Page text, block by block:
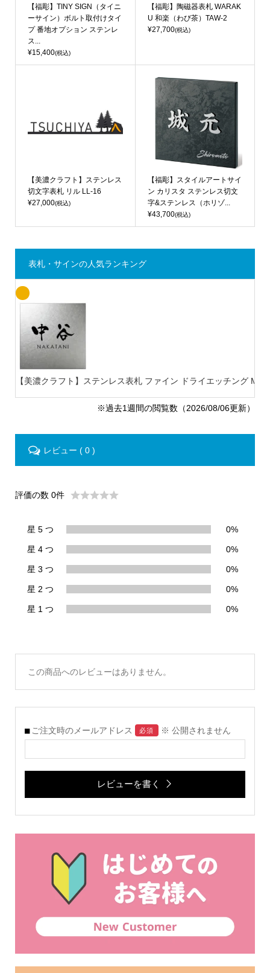
【福彫】TINY SIGN（タイニ
ーサイン）ボルト取付けタイ
プ 番地オプション ステンレ
ス...
¥15,400(税込)
【福彫】陶磁器表札 WARAK
U 和楽（わび茶）TAW-2
¥27,700(税込)
【美濃クラフト】ステンレス
切文字表札 リル LL-16
¥27,000(税込)
【福彫】スタイルアートサイ
ン カリスタ ステンレス切文
字&ステンレス（ホリゾ...
¥43,700(税込)
表札・サインの人気ランキング
【美濃クラフト】ステンレス表札 ファイン ドライエッチング MB-
※過去1週間の閲覧数（2026/08/06更新）
レビュー ( 0 )
評価の数 0件
星 5 つ 0%
星 4 つ 0%
星 3 つ 0%
星 2 つ 0%
星 1 つ 0%
この商品へのレビューはありません。
ご注文時のメールアドレス 必須 ※ 公開されません
レビューを書く